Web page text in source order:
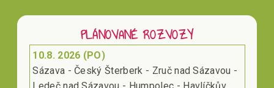
PLÁNOVANÉ ROZVOZY
10.8. 2026 (PO)
Sázava - Český Šterberk - Zruč nad Sázavou -
Ledeč nad Sázavou - Humpolec - Havlíčkův